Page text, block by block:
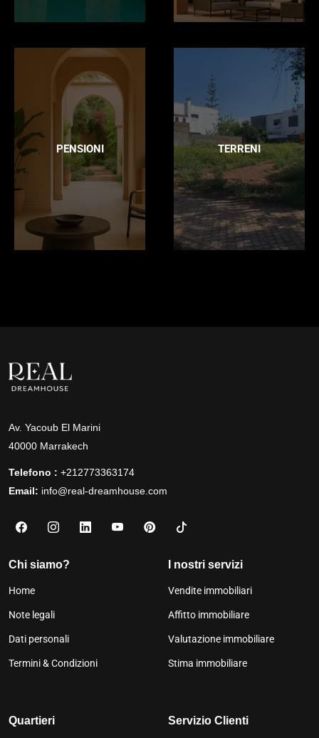
PENSIONI TERRENI
Av. Yacoub El Marini
40000 Marrakech
Telefono : +212773363174
Email: info@real-dreamhouse.com
Chi siamo?
Home
Note legali
Dati personali
Termini & Condizioni
I nostri servizi
Vendite immobiliari
Affitto immobiliare
Valutazione immobiliare
Stima immobiliare
Quartieri Servizio Clienti